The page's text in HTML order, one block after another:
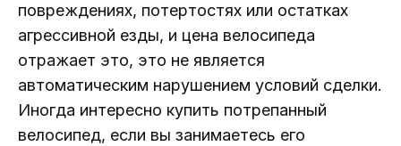
повреждениях, потертостях или остатках
агрессивной езды, и цена велосипеда
отражает это, это не является
автоматическим нарушением условий сделки.
Иногда интересно купить потрепанный
велосипед, если вы занимаетесь его